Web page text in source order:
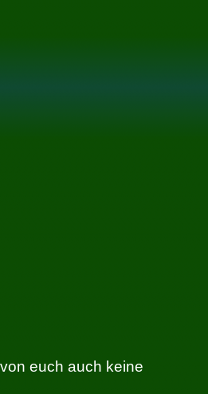
euch auch keine